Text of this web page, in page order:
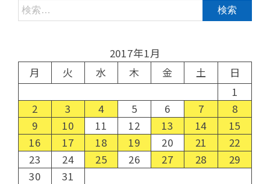
2017年1月
月
火 水 木 金 土
日
1
2
3 4 5 6 7
8
9
10 11 12 13 14
15
16
17 18 19 20 21
22
23
24 25 26 27 28
29
30
31